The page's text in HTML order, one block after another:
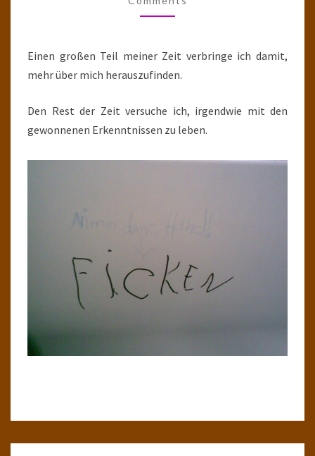
Einen großen Teil meiner Zeit verbringe ich damit,
mehr über mich herauszufinden.
Den Rest der Zeit versuche ich, irgendwie mit den
gewonnenen Erkenntnissen zu leben.